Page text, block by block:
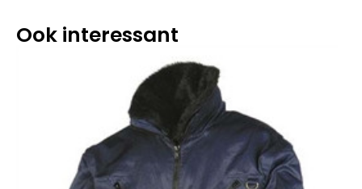
Ook interessant